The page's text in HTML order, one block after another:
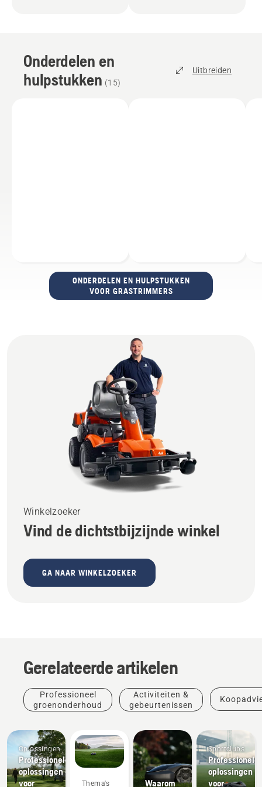
Onderdelen en
hulpstukken (15)
Uitbreiden
ONDERDELEN EN HULPSTUKKEN
VOOR GRASTRIMMERS
Winkelzoeker
Vind de dichtstbijzijnde winkel
GA NAAR WINKELZOEKER
Gerelateerde artikelen
Professioneel
groenonderhoud
Activiteiten &
gebeurtenissen
Oplossingen
Professionele
oplossingen
voor
Thema's
Waarom
Sportclubs
Professionele
oplossingen
voor